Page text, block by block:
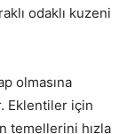
odaklı kuzeni
olmasına
Eklentiler için
temellerini hızla